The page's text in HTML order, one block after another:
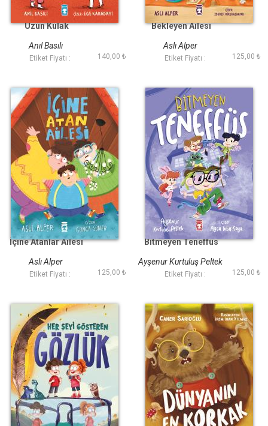
Uzun Kulak
Anıl Basılı
Etiket Fiyatı : 140,00 ₺
Bekleyen Ailesi
Aslı Alper
Etiket Fiyatı : 125,00 ₺
İçine Atanlar Ailesi
Aslı Alper
Etiket Fiyatı : 125,00 ₺
Bitmeyen Teneffüs
Ayşenur Kurtuluş Peltek
Etiket Fiyatı : 125,00 ₺